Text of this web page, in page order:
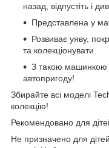
назад, відпустіть і
Представлена у
Розвиває уяву,
та колекціонувати.
З такою машинкою
автопригоду!
Збирайте всі моделі
колекцію!
Рекомендовано для
Не призначено для